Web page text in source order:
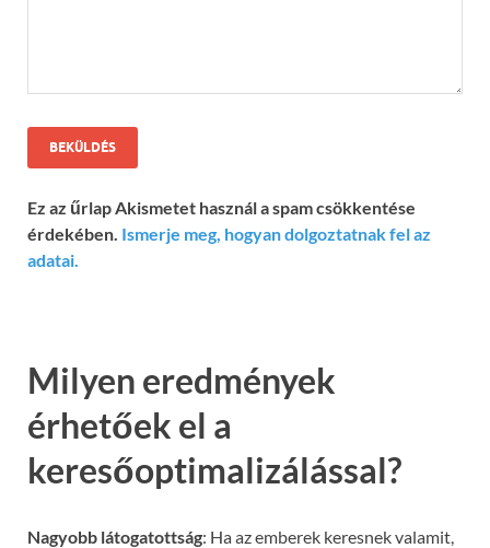
Ez az űrlap Akismetet használ a spam csökkentése
érdekében. Ismerje meg, hogyan dolgoztatnak fel az
adatai.
Milyen eredmények
érhetőek el a
keresőoptimalizálással?
Nagyobb látogatottság: Ha az emberek keresnek valamit,